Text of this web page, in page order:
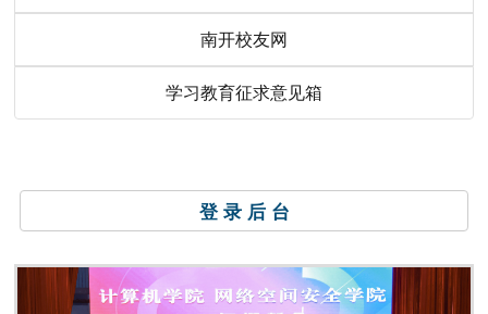
南开校友网
学习教育征求意见箱
登 录 后 台